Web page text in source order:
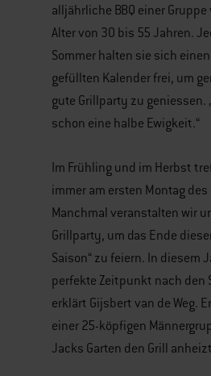
alljährliche BBQ einer
Alter von 30 bis 55 Jahren.
Sommer halten sie sich
gefüllten Kalender frei, um
gute Grillparty zu geniessen.
schon eine halbe Ewigkeit.“
Im Frühling und im Herbst
immer am ersten Montag des
Manchmal veranstalten wir
Grillparty, um das Ende
Saison“ zu feiern. In diesem
perfekte Zeitpunkt nach den
erklärt Gijsbert van de Weg.
einer 25-köpfigen
Jacks Garten den Grill